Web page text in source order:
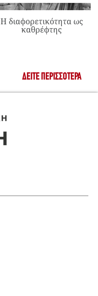
Η διαφορετικότητα ως
καθρέφτης
ΔΕΊΤΕ ΠΕΡΙΣΣΌΤΕΡΑ